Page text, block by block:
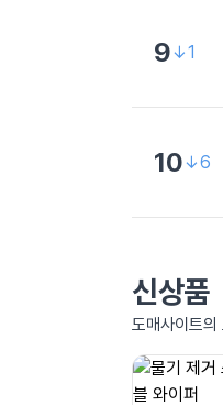
9↓1
10↓6
신상품
도매사이트